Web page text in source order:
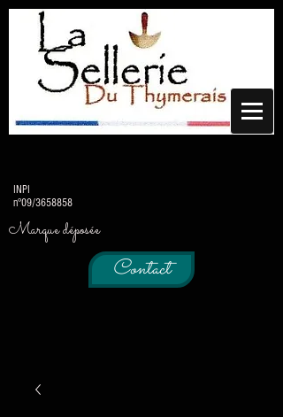
INPI
n°09/3658858
Marque déposée
Contact